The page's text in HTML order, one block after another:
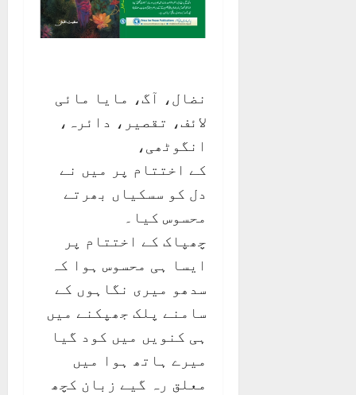
نضال، آگ، مایا مائی
لائف، تقصیر، دائرہ،
انگوٹھی،
کے اختتام پر میں نے
دل کو سسکیاں بھرتے
محسوس کیا۔
چھپاک کے اختتام پر
ایسا ہی محسوس ہوا کہ
سدھو میری نگاہوں کے
سامنے پلک جھپکنے میں
ہی کنویں میں کود گیا
میرے ہاتھ ہوا میں
معلق رہ گیے زبان کچھ